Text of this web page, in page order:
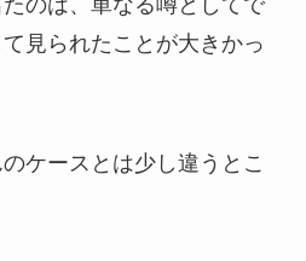
見られたことが大きかっ
ケースとは少し違うとこ